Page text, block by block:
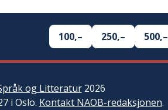
100,– 250,– 500,–
og Litteratur2026
i Oslo. Kontakt NAOB-redaksjonen.